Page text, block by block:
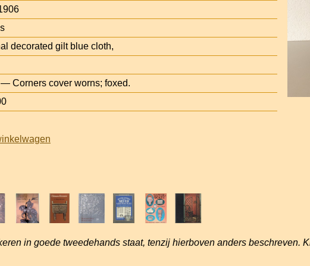
decorated gilt blue cloth,
Corners cover worns; foxed.
in goede tweedehands staat, tenzij hierboven anders beschreven.